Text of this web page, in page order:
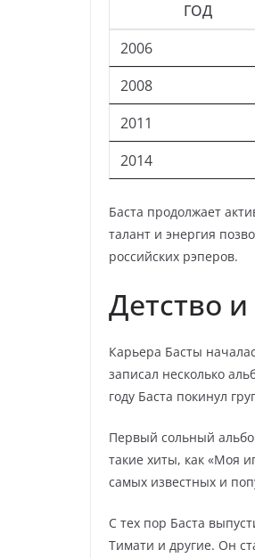
ГОД
2006
2008
2011
2014
Баста продолжает
талант и энергия
российских рэперов.
Детство
Карьера Басты
записал несколько
году Баста покинул
Первый сольный
такие хиты, как «Моя
самых известных и
С тех пор Баста
Тимати и другие. Он